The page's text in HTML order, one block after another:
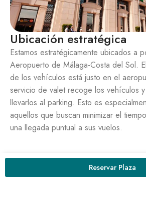
Reservar Plaza
Ubicación estratégica
Estamos estratégicamente ubicados a
Aeropuerto de Málaga-Costa del Sol.
de los vehículos está justo en el
servicio de valet recoge los vehículos
llevarlos al parking. Esto es
aquellos que buscan minimizar el
una llegada puntual a sus vuelos.